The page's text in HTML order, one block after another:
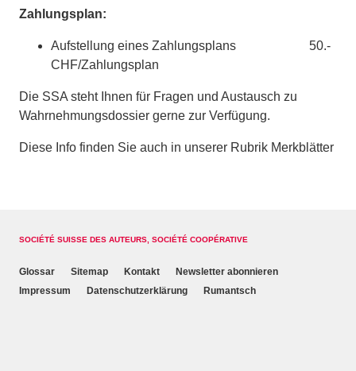
Zahlungsplan:
Aufstellung eines Zahlungsplans 50.-
CHF/Zahlungsplan
Die SSA steht Ihnen für Fragen und Austausch zu
Wahrnehmungsdossier gerne zur Verfügung.
Diese Info finden Sie auch in unserer Rubrik Merkblätter
SOCIÉTÉ SUISSE DES AUTEURS, SOCIÉTÉ COOPÉRATIVE
Glossar Sitemap Kontakt
Newsletter abonnieren
Impressum
Datenschutzerklärung Rumantsch